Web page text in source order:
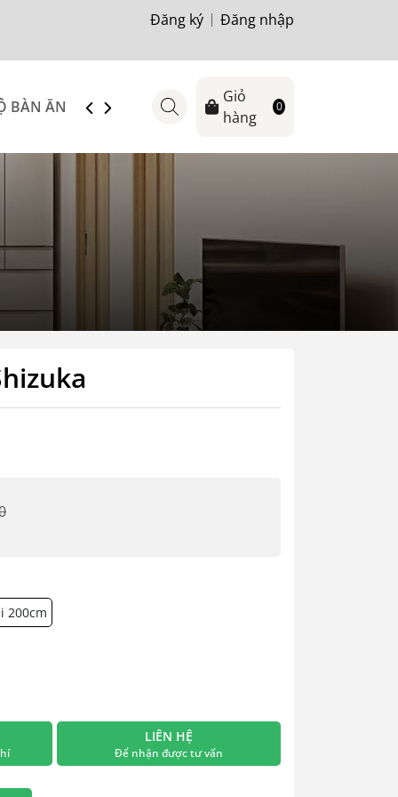
Đăng ký Đăng nhập
BÀN ĂN SOFA TỦ-KỆ TIVI BÀN TRÀ
Giỏ
hàng
0
200cm
LIÊN HỆ
Để nhận được tư vấn